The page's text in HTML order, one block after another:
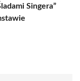
Singera”